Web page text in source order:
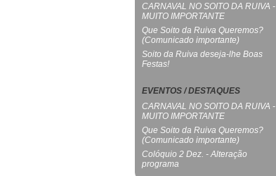
CARNAVAL NO SOITO DA RUIVA -
MUITO IMPORTANTE
Que Soito da Ruiva Queremos?
(Comunicado importante)
Soito da Ruiva deseja-lhe Boas
Festas!
EVENTOS / DESTAQUES
CARNAVAL NO SOITO DA RUIVA -
MUITO IMPORTANTE
Que Soito da Ruiva Queremos?
(Comunicado importante)
Colóquio 2 Dez. - Alteração
programa